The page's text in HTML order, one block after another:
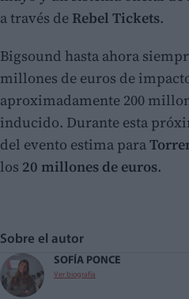
a través de Rebel Tickets.
Bigsound hasta ahora
millones de euros de
aproximadamente 200
inducido. Durante esta
del evento estima para
los 20 millones de euros.
Sobre el autor
SOFÍA PONCE
Ver biografía